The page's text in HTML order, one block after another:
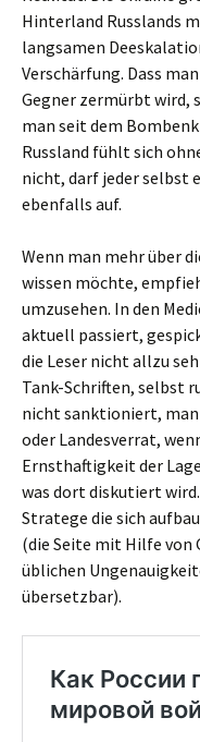
Hinterland Russlands
langsamen
Verschärfung. Dass
Gegner zermürbt wird,
man seit dem
Russland fühlt sich
nicht, darf jeder selbst
ebenfalls auf.
Wenn man mehr über
wissen möchte,
umzusehen. In den
aktuell passiert,
die Leser nicht allzu
Tank-Schriften, selbst
nicht sanktioniert,
oder Landesverrat,
Ernsthaftigkeit der
was dort diskutiert
Stratege die sich
(die Seite mit Hilfe von
üblichen
übersetzbar).